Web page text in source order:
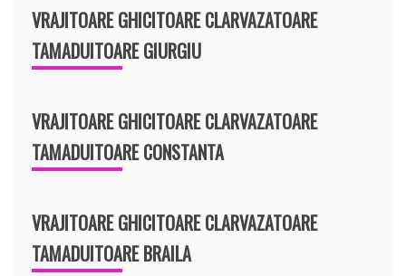
VRAJITOARE GHICITOARE CLARVAZATOARE
TAMADUITOARE GIURGIU
VRAJITOARE GHICITOARE CLARVAZATOARE
TAMADUITOARE CONSTANTA
VRAJITOARE GHICITOARE CLARVAZATOARE
TAMADUITOARE BRAILA